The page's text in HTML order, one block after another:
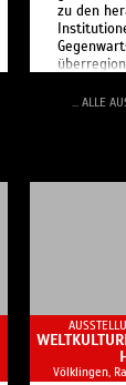
zu den
... ALLE
Völklingen,